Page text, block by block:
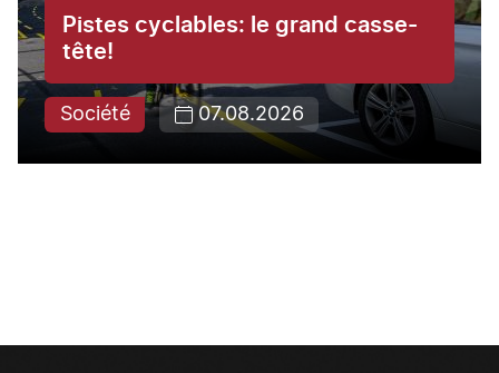
Pistes cyclables: le grand casse-
tête!
Société 07.08.2026